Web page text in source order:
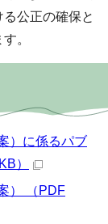
公正の確保と
。
）に係るパブ
）
） （PDF